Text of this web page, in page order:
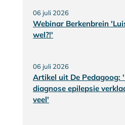
06 juli 2026
Webinar Berkenbrein
wel?!'
06 juli 2026
Artikel uit De Pedagoog:
diagnose epilepsie
veel'